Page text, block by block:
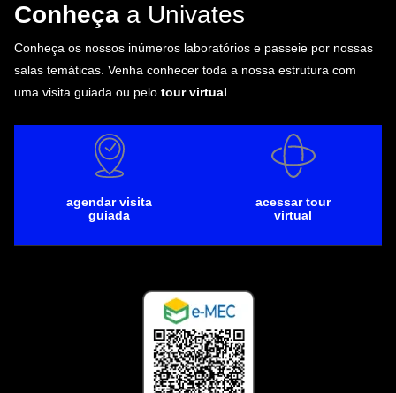
Conheça a Univates
Conheça os nossos inúmeros laboratórios e passeie por nossas
salas temáticas. Venha conhecer toda a nossa estrutura com
uma visita guiada ou pelo tour virtual
agendar visita
guiada
acessar tour
virtual